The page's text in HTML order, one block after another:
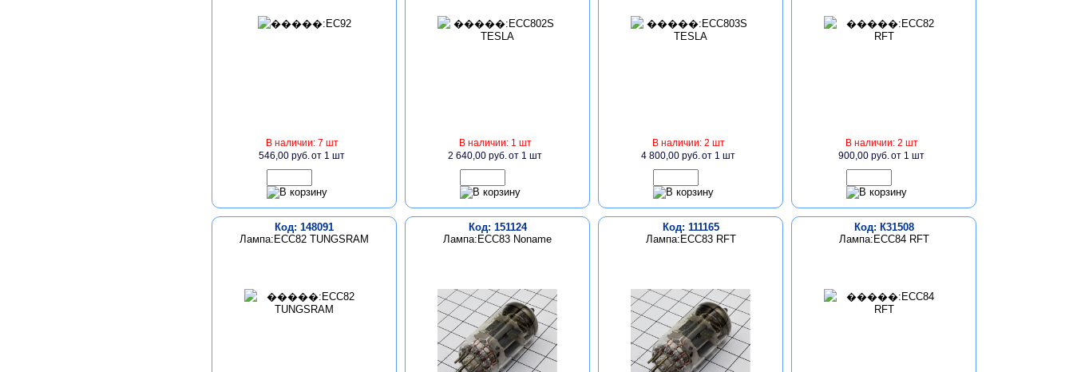
В наличии: 7 шт
546,00 руб.от 1 шт
В наличии: 1 шт
2 640,00 руб.от 1 шт
В наличии: 2 шт
4 800,00 руб.от 1 шт
В наличии: 2 шт
900,00 руб.от 1 шт
Код: 148091
Лампа:ECC82 TUNGSRAM
Код: 151124
Лампа:ECC83 Noname
Код: 111165
Лампа:ECC83 RFT
Код: К31508
Лампа:ECC84 RFT